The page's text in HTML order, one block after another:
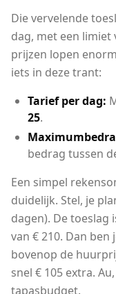
Die vervelende
dag, met een
prijzen lopen
iets in deze trant:
Tarief per dag:
25.
bedrag tussen
Een simpel
duidelijk. Stel, je
dagen). De toeslag
van € 210. Dan ben
bovenop de
snel € 105 extra.
tapasbudget.